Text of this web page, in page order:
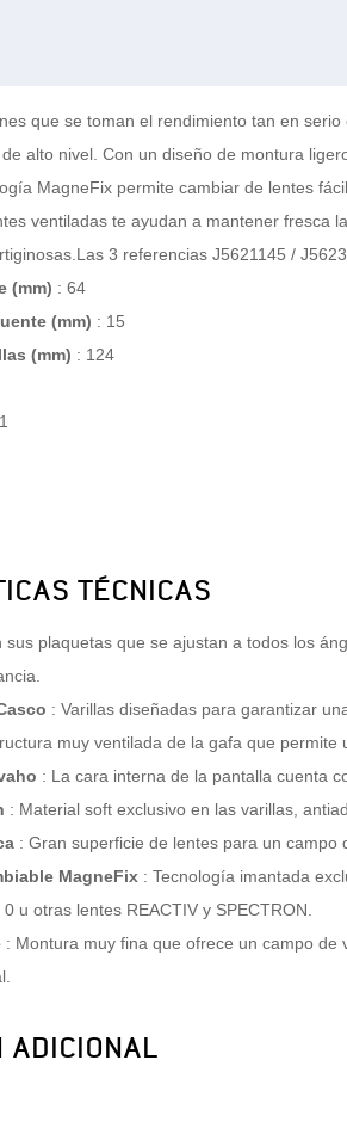
que se toman el rendimiento tan en
alto nivel. Con un diseño de montura
MagneFix permite cambiar de lentes
ventiladas te ayudan a mantener fresca
3 referencias J5621145 /
(mm) : 64
(mm) : 15
(mm) : 124
TÉCNICAS
sus plaquetas que se ajustan a todos los
: Varillas diseñadas para garantizar
muy ventilada de la gafa que
: La cara interna de la pantalla cuenta
: Material soft exclusivo en las varillas,
: Gran superficie de lentes para un campo
MagneFix : Tecnología imantada
u otras lentes REACTIV y SPECTRON.
: Montura muy fina que ofrece un campo
ADICIONAL